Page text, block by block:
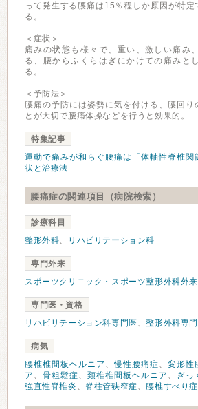
って発生する腰痛は15％程しか原因が特定
る。
＜症状＞
痛みの状態も様々で、重い、激しい痛み
る、腰からふくらはぎにかけての痛みと
る。
＜予防法＞
腰痛の予防には姿勢に気を付ける、腰回り
とが大切で腰痛体操などを行うと効果的。
特集記事
運動で痛みが和らぐ腰痛は「体軸性脊椎関
状と治療法
腰痛症の関連項目（病院検索）
診療科目
整形外科、 リハビリテーション科
専門外来
スポーツクリニック・スポーツ整形外科外来
専門医・資格
リハビリテーション科専門医 、整形外科専
病気
腰椎椎間板ヘルニア 、慢性腰痛症、 変形性
ア 、 骨粗鬆症、 頚椎椎間板ヘルニア 、 ぎっ
強直性脊椎炎 、 脊柱管狭窄症、 腰椎すべり症